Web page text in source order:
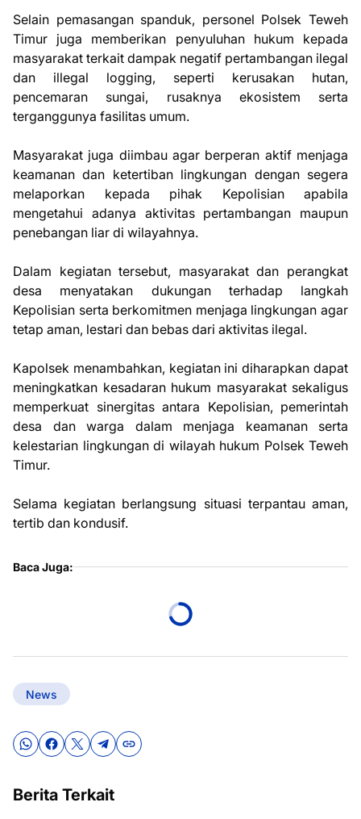
Selain pemasangan spanduk, personel Polsek Teweh
Timur juga memberikan penyuluhan hukum kepada
masyarakat terkait dampak negatif pertambangan ilegal
dan illegal logging, seperti kerusakan hutan,
pencemaran sungai, rusaknya ekosistem serta
terganggunya fasilitas umum.
Masyarakat juga diimbau agar berperan aktif menjaga
keamanan dan ketertiban lingkungan dengan segera
melaporkan kepada pihak Kepolisian apabila
mengetahui adanya aktivitas pertambangan maupun
penebangan liar di wilayahnya.
Dalam kegiatan tersebut, masyarakat dan perangkat
desa menyatakan dukungan terhadap langkah
Kepolisian serta berkomitmen menjaga lingkungan agar
tetap aman, lestari dan bebas dari aktivitas ilegal.
Kapolsek menambahkan, kegiatan ini diharapkan dapat
meningkatkan kesadaran hukum masyarakat sekaligus
memperkuat sinergitas antara Kepolisian, pemerintah
desa dan warga dalam menjaga keamanan serta
kelestarian lingkungan di wilayah hukum Polsek Teweh
Timur.
Selama kegiatan berlangsung situasi terpantau aman,
tertib dan kondusif.
Baca Juga:
News
Berita Terkait